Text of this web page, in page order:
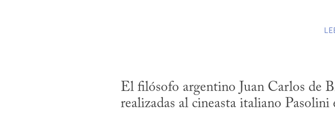
El filósofo argentino Juan Carlos de
realizadas al cineasta italiano Pasolini